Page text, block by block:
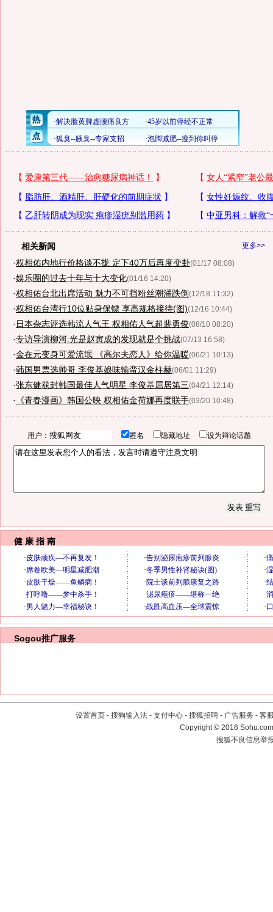
更多>>
相关新闻
·权相佑内地行价格谈不拢 定下40万后再度变卦(01/17 08:08)
·娱乐圈的过去十年与十大变化(01/16 14:20)
·权相佑台北出席活动 魅力不可挡粉丝潮涌跌倒 (12/18 11:32)
·权相佑台湾行10位贴身保镖 享高规格接待(图)(12/16 10:44)
· 日本杂志评选韩流人气王 权相佑人气超裴勇俊(08/10 08:20)
·专访导演柳河:光是赵寅成的发现就是个挑战(07/13 16:58)
·金在元变身可爱流氓 《高尔夫恋人》给你温暖(06/21 10:13)
·韩国男票选帅哥 李俊基娘味输蛮汉金柱赫(06/01 11:29)
·张东健获封韩国最佳人气明星 李俊基屈居第三(04/21 12:14)
· 《青春漫画》韩国公映 权相佑金荷娜再度联手(03/20 10:48)
用户： 匿名 隐藏地址 设为辩论话题
健 康 指 南
Sogou推广服务
设置首页 - 搜狗输入法 - 支付中心 - 搜狐招聘 - 广告服务 - 客
Copyright©2016
搜狐不良信息举